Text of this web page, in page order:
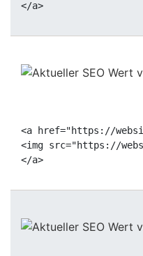
<a href="https://
<img src="https://